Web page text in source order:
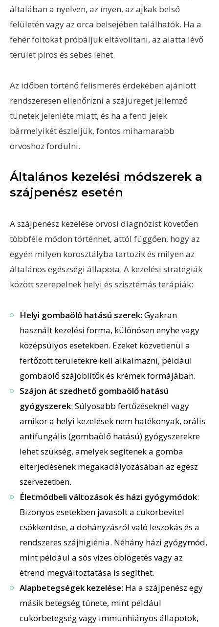
általában a nyelven, az ínyen, az ajkak belső
felületén vagy az orca belsejében találhatók. Ha a
fehér foltokat próbáljuk eltávolítani, az alatta lévő
terület piros és sebes lehet.
Az időben történő felismerés érdekében ajánlott
rendszeresen ellenőrizni a szájüreget jellemző
tünetek jelenléte miatt, és ha a fenti jelek
bármelyikét észleljük, fontos mihamarabb
orvoshoz fordulni.
Általános kezelési módszerek a
szájpenész esetén
A szájpenész kezelése orvosi diagnózist követően
többféle módon történhet, attól függően, hogy az
egyén milyen korosztályba tartozik és milyen az
általános egészségi állapota. A kezelési stratégiák
között szerepelnek helyi és szisztémás terápiák:
Helyi gombaölő hatású szerek: Gyakran
használt kezelési forma, különösen enyhe vagy
középsúlyos esetekben. Ezeket közvetlenül a
fertőzött területekre kell alkalmazni, például
gombaölő szájöblítők és krémek formájában.
Szájon át szedhető gombaölő hatású
gyógyszerek: Súlyosabb fertőzéseknél vagy
amikor a helyi kezelések nem hatékonyak, orális
antifungális (gombaölő hatású) gyógyszerekre
lehet szükség, amelyek segítenek a gomba
elterjedésének megakadályozásában az egész
szervezetben.
Életmódbeli változások és házi gyógymódok:
Bizonyos esetekben javasolt a cukorbevitel
csökkentése, a dohányzásról való leszokás és a
rendszeres szájhigiénia. Néhány házi gyógymód,
mint például a sós vizes öblögetés vagy az
étrend megváltoztatása is segíthet.
Alapbetegségek kezelése: Ha a szájpenész egy
másik betegség tünete, mint például
cukorbetegség vagy immunhiányos állapotok,